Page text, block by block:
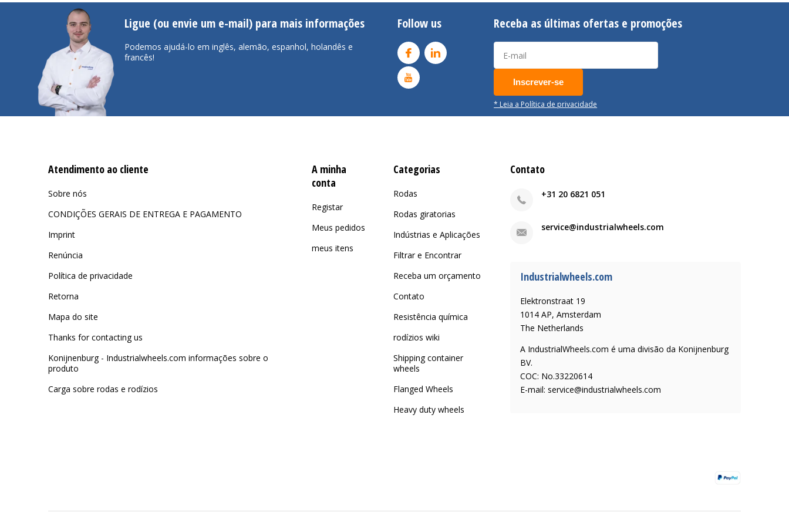
Ligue (ou envie um e-mail) para mais informações
Podemos ajudá-lo em inglês, alemão, espanhol, holandês e
francês!
Follow us Receba as últimas ofertas e promoções
Inscrever-se
* Leia a Política de privacidade
Atendimento ao cliente
Sobre nós
CONDIÇÕES GERAIS DE ENTREGA E PAGAMENTO
Imprint
Renúncia
Política de privacidade
Retorna
Mapa do site
Thanks for contacting us
Konijnenburg - Industrialwheels.com informações sobre o
produto
Carga sobre rodas e rodízios
A minha
conta
Registar
Meus pedidos
meus itens
Categorias
Rodas
Rodas giratorias
Indústrias e Aplicações
Filtrar e Encontrar
Receba um orçamento
Contato
Resistência química
rodízios wiki
Shipping container
wheels
Flanged Wheels
Heavy duty wheels
Contato
+31 20 6821 051
service@industrialwheels.com
Industrialwheels.com
Elektronstraat 19
1014 AP, Amsterdam
The Netherlands
A IndustrialWheels.com é uma divisão da Konijnenburg
BV.
COC: No.33220614
E-mail:service@industrialwheels.com